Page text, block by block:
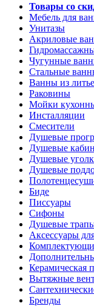
Товары со
Мебель для
Унитазы
Акриловые
Чугунные
Стальные
Ванны из
Раковины
Мойки
Инсталляции
Смесители
Душевые
Душевые
Душевые
Душевые
Биде
Писсуары
Сифоны
Душевые
Аксессуары
Керамическая
Вытяжные
Бренды